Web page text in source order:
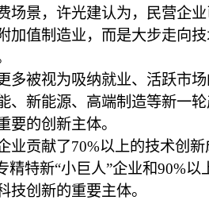
场景，许光建认为，民营企
加值制造业，而是大步走向
被视为吸纳就业、活跃市场
、新能源、高端制造等新一
要的创新主体。
贡献了70%以上的技术创新
精特新“小巨人”企业和90%以
技创新的重要主体。